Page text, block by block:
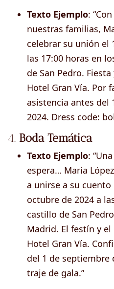
Texto Ejemplo:
nuestras familias,
celebrar su unión el
las 17:00 horas en
de San Pedro.
Hotel Gran Vía. Por
asistencia antes del
2024. Dress code:
4. Boda Temática
Texto Ejemplo:
espera… María
a unirse a su cuento
octubre de 2024 a
castillo de San
Madrid. El festín y
Hotel Gran Vía.
del 1 de septiembre
traje de gala.”